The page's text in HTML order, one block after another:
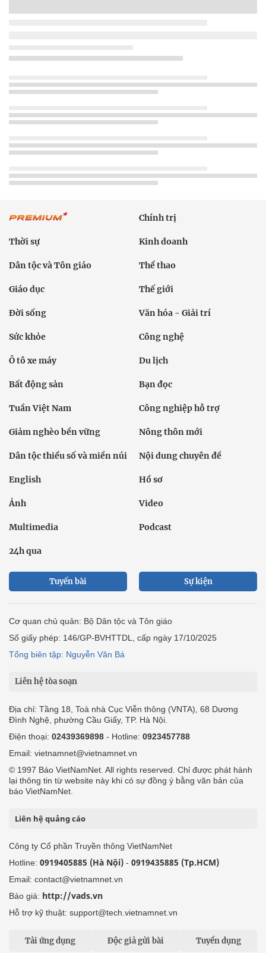
Chính trị
Thời sự Kinh doanh
Dân tộc và Tôn giáo Thể thao
Giáo dục Thế giới
Đời sống Văn hóa - Giải trí
Sức khỏe Công nghệ
Ô tô xe máy Du lịch
Bất động sản Bạn đọc
Tuần Việt Nam Công nghiệp hỗ trợ
Giảm nghèo bền vững Nông thôn mới
Dân tộc thiểu số và miền núi Nội dung chuyên đề
English Hồ sơ
Ảnh Video
Multimedia Podcast
24h qua
Tuyến bài Sự kiện
Cơ quan chủ quản: Bộ Dân tộc và Tôn giáo
Số giấy phép: 146/GP-BVHTTDL, cấp ngày 17/10/2025
Tổng biên tập: Nguyễn Văn Bá
Liên hệ tòa soạn
Địa chỉ: Tầng 18, Toà nhà Cục Viễn thông (VNTA), 68 Dương
Đình Nghệ, phường Cầu Giấy, TP. Hà Nội.
Điện thoại: 02439369898 - Hotline: 0923457788
Email: vietnamnet@vietnamnet.vn
© 1997 Báo VietNamNet. All rights reserved. Chỉ được phát hành
lại thông tin từ website này khi có sự đồng ý bằng văn bản của
báo VietNamNet.
Liên hệ quảng cáo
Công ty Cổ phần Truyền thông VietNamNet
Hotline: 0919405885 (Hà Nội) - 0919435885 (Tp.HCM)
Email: contact@vietnamnet.vn
Báo giá: http://vads.vn
Hỗ trợ kỹ thuật: support@tech.vietnamnet.vn
Tải ứng dụng Độc giả gửi bài Tuyển dụng